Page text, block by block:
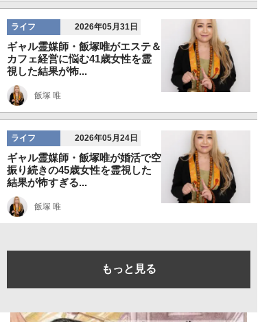
ライフ 2026年05月31日
ギャル霊媒師・飯塚唯がエステ＆
カフェ経営に悩む41歳女性を霊
視した結果が怖...
飯塚 唯
ライフ 2026年05月24日
ギャル霊媒師・飯塚唯が婚活で空
振り続きの45歳女性を霊視した
結果が怖すぎる...
飯塚 唯
もっと見る